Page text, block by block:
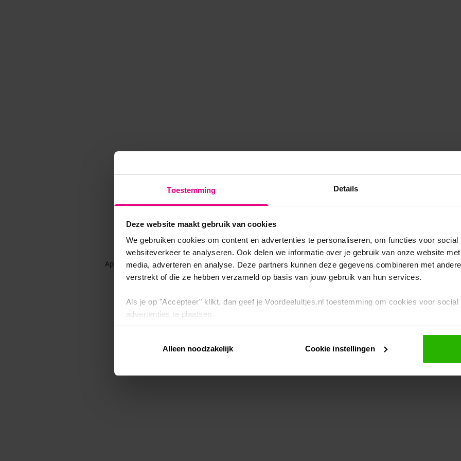
Toestemming Details
Deze website maakt gebruik van cookies
We gebruiken cookies om content en advertenties te personaliseren, om functies voor
websiteverkeer te analyseren. Ook delen we informatie over je gebruik van onze website
media, adverteren en analyse. Deze partners kunnen deze gegevens combineren met
verstrekt of die ze hebben verzameld op basis van jouw gebruik van hun services.
Als je op "Accepteer" klikt, dan geef je Voordeeluitjes.nl toestemming om cookies voor
advertenties te plaatsen.
Via "Cookie instellingen" kun je ook zelf instellen welke cookies worden geplaatst. Je kunt je
intrekken op onscookiebeleid.
Alleen noodzakelijk Cookie instellingen
Application error: a client-side exception has occurred while loadingwww.voordeeluitjes.nl (see the